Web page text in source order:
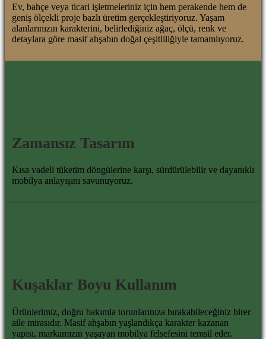
Ev, bahçe veya ticari işletmeleriniz için hem perakende hem de
geniş ölçekli proje bazlı üretim gerçekleştiriyoruz. Yaşam
alanlarınızın karakterini, belirlediğiniz ağaç, ölçü, renk ve
detaylara göre masif ahşabın doğal çeşitliliğiyle tamamlıyoruz.
Zamansız Tasarım
Kısa vadeli tüketim döngülerine karşı, sürdürülebilir ve dayanıklı
mobilya anlayışını savunuyoruz.
Kuşaklar Boyu Kullanım
Ürünlerimiz, doğru bakımla torunlarınıza bırakabileceğiniz birer
aile mirasıdır. Masif ahşabın yaşlandıkça karakter kazanan
yapısı, markamızın yaşayan mobilya felsefesini temsil eder.